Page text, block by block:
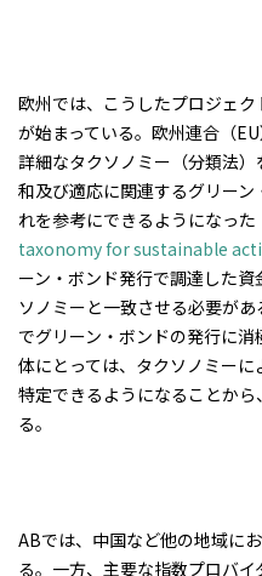
欧州では、こうしたプロジェ
が始まっている。欧州連合（
詳細なタクソノミー（分類法
和及び適応に関連するグリー
れを参考にできるようになっ
taxonomy for sustainable
ーン・ボンド発行で調達した
ソノミーと一致させる必要が
でグリーン・ボンドの発行に
体にとっては、タクソノミー
特定できるようになることか
る。
ABでは、中国など他の地域に
る。一方、主要な指数プロバ